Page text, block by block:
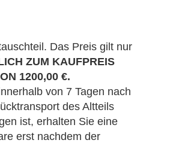
Das Preis gilt nur
ZUM KAUFPREIS
1200,00 €.
von 7 Tagen nach
des Altteils
ist, erhalten Sie eine
erst nachdem der